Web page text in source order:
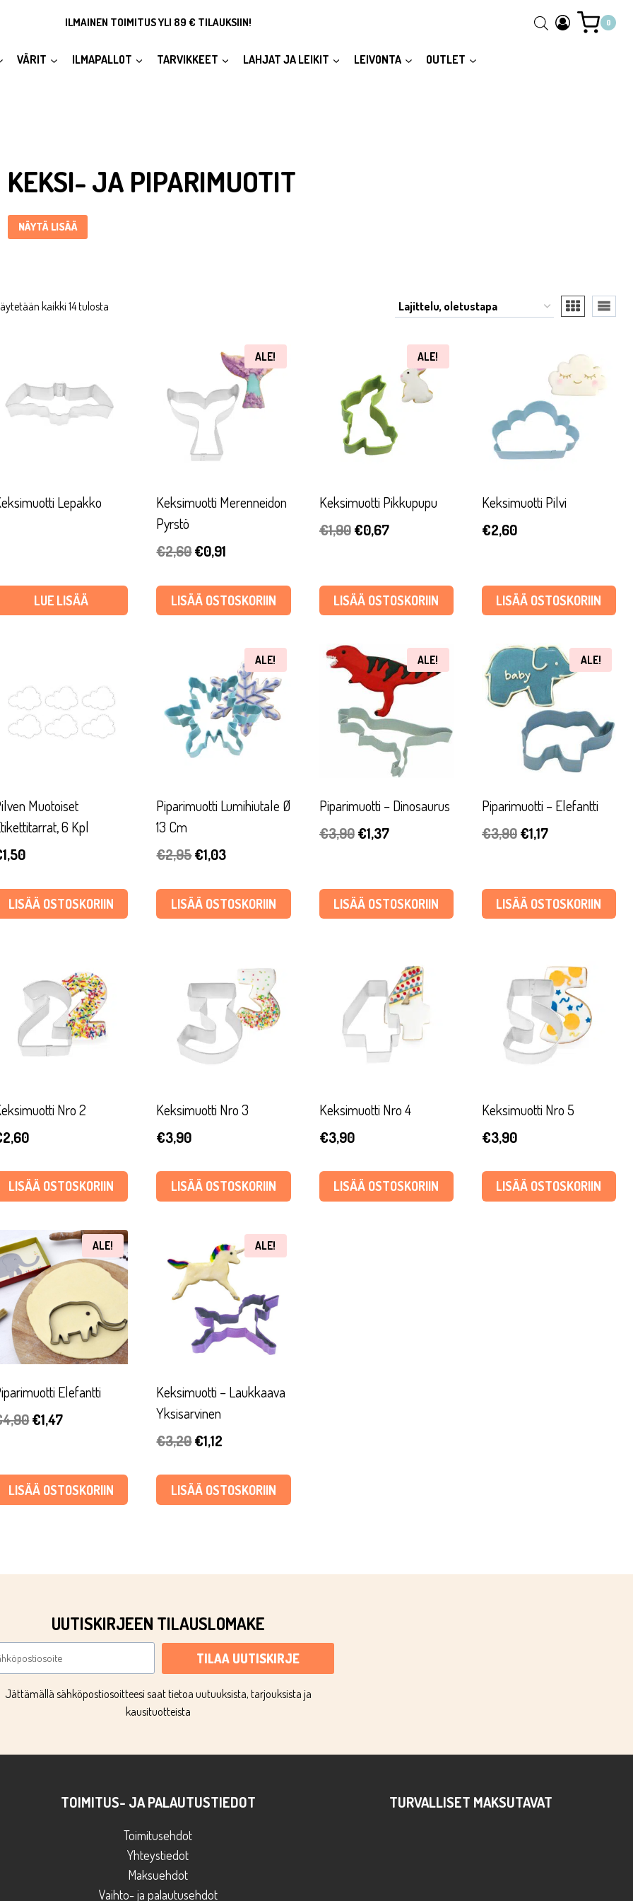
ILMAINEN TOIMITUS YLI 89 € TILAUKSIIN! 0
VÄRIT ILMAPALLOT TARVIKKEET LAHJAT JA LEIKIT LEIVONTA OUTLET
Keksi- ja piparimuotit ... Content continues. Activate the Näytä lisää button to reveal the full content.
KEKSI- JA PIPARIMUOTIT
NÄYTÄ LISÄÄ
kaikki 14 tulosta
Lepakko
LUE LISÄÄ
ALE!
Keksimuotti Merenneidon
Pyrstö
€2,60Alkuperäinen
oli:
€2,60.
€0,91
on:
€0,91.
LISÄÄ OSTOSKORIIN
ALE!
Keksimuotti Pikkupupu
€1,90 Alkuperäinen
€1,90.
€0,67Nykyinen
€0,67.
LISÄÄ OSTOSKORIIN
Keksimuotti Pilvi
€2,60
LISÄÄ OSTOSKORIIN
Muotoiset
6 Kpl
1,50
LISÄÄ OSTOSKORIIN
ALE!
Piparimuotti Lumihiutale Ø
13 Cm
€2,95Alkuperäinen
oli:
€2,95.
€1,03Nykyinen
on:
€1,03.
LISÄÄ OSTOSKORIIN
ALE!
Piparimuotti – Dinosaurus
€3,90 Alkuperäinen
€3,90.
€1,37Nykyinen
€1,37.
LISÄÄ OSTOSKORIIN
ALE!
Piparimuotti – Elefantti
€3,90 Alkuperäinen
€3,90.
€1,17Nykyinen
€1,17.
LISÄÄ OSTOSKORIIN
Nro 2
2,60
LISÄÄ OSTOSKORIIN
Keksimuotti Nro 3
€3,90
LISÄÄ OSTOSKORIIN
Keksimuotti Nro 4
€3,90
LISÄÄ OSTOSKORIIN
Keksimuotti Nro 5
€3,90
LISÄÄ OSTOSKORIIN
ALE!
Elefantti
4,90Alkuperäinen
€4,90.
€1,47Nykyinen
€1,47.
LISÄÄ OSTOSKORIIN
ALE!
Keksimuotti – Laukkaava
Yksisarvinen
€3,20Alkuperäinen
oli:
€3,20.
€1,12
on:
€1,12.
LISÄÄ OSTOSKORIIN
UUTISKIRJEEN TILAUSLOMAKE
TILAA UUTISKIRJE
Jättämällä sähköpostiosoitteesi saat tietoa uutuuksista, tarjouksista ja
kausituotteista
TOIMITUS- JA PALAUTUSTIEDOT
Toimitusehdot
Yhteystiedot
Maksuehdot
Vaihto- ja palautusehdot
TURVALLISET MAKSUTAVAT